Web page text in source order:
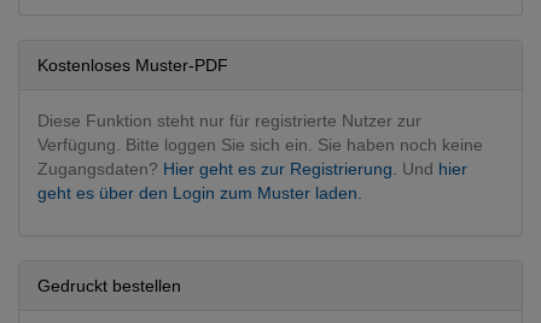
Kostenloses Muster-PDF
Diese Funktion steht nur für registrierte Nutzer zur
Verfügung. Bitte loggen Sie sich ein. Sie haben noch keine
Zugangsdaten? Hier geht es zur Registrierung. Und hier
geht es über den Login zum Muster laden.
Gedruckt bestellen